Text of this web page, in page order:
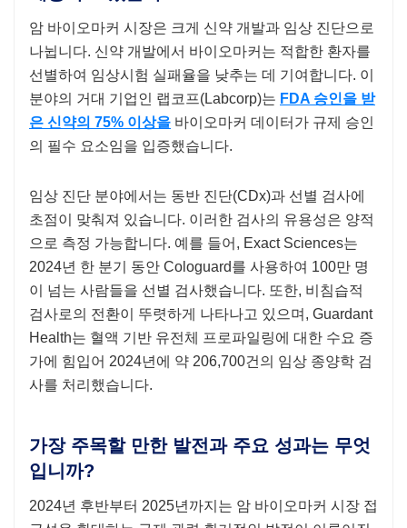
암 바이오마커 시장은 크게 신약 개발과 임상 진단으로
나뉩니다. 신약 개발에서 바이오마커는 적합한 환자를
선별하여 임상시험 실패율을 낮추는 데 기여합니다. 이
분야의 거대 기업인 랩코프(Labcorp)는 FDA 승인을 받
은 신약의 75% 이상을 바이오마커 데이터가 규제 승인
의 필수 요소임을 입증했습니다.
임상 진단 분야에서는 동반 진단(CDx)과 선별 검사에
초점이 맞춰져 있습니다. 이러한 검사의 유용성은 양적
으로 측정 가능합니다. 예를 들어, Exact Sciences는
2024년 한 분기 동안 Cologuard를 사용하여 100만 명
이 넘는 사람들을 선별 검사했습니다. 또한, 비침습적
검사로의 전환이 뚜렷하게 나타나고 있으며, Guardant
Health는 혈액 기반 유전체 프로파일링에 대한 수요 증
가에 힘입어 2024년에 약 206,700건의 임상 종양학 검
사를 처리했습니다.
가장 주목할 만한 발전과 주요 성과는 무엇
입니까?
2024년 후반부터 2025년까지는 암 바이오마커 시장 접